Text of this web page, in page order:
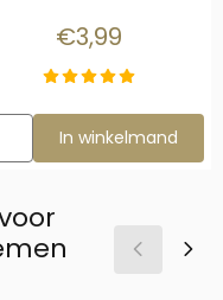
cm
Prijs: 3,99
€3,99
kiezen voor Barn-I
In winkelmand